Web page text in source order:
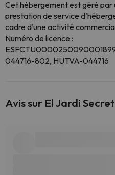
Cet hébergement est géré par
prestation de service
cadre d’une activité
Numéro de licence :
044716-802, HUTVA-044716
Avis sur El Jardi